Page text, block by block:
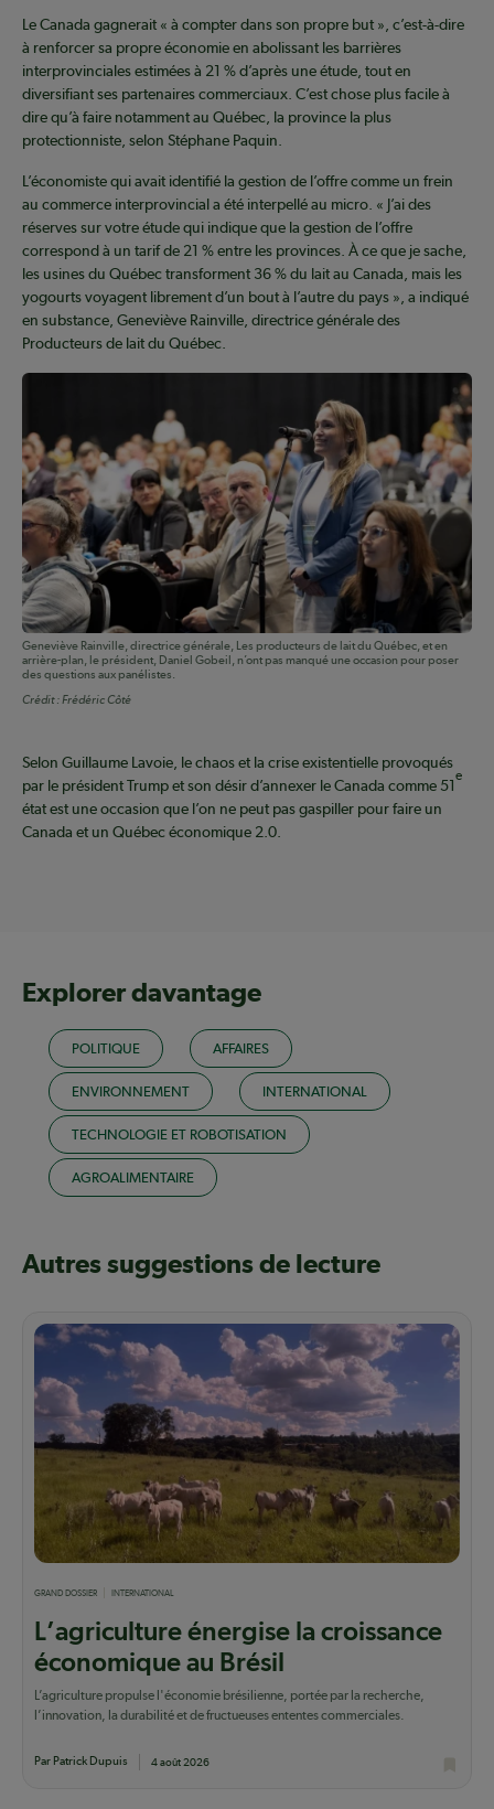
Le Canada gagnerait « à compter dans son propre but », c’est-à-dire
à renforcer sa propre économie en abolissant les barrières
interprovinciales estimées à 21 % d’après une étude, tout en
diversifiant ses partenaires commerciaux. C’est chose plus facile à
dire qu’à faire notamment au Québec, la province la plus
protectionniste, selon Stéphane Paquin.
L’économiste qui avait identifié la gestion de l’offre comme un frein
au commerce interprovincial a été interpellé au micro. « J’ai des
réserves sur votre étude qui indique que la gestion de l’offre
correspond à un tarif de 21 % entre les provinces. À ce que je sache,
les usines du Québec transforment 36 % du lait au Canada, mais les
yogourts voyagent librement d’un bout à l’autre du pays », a indiqué
en substance, Geneviève Rainville, directrice générale des
Producteurs de lait du Québec.
Geneviève Rainville, directrice générale, Les producteurs de lait du Québec, et en
arrière-plan, le président, Daniel Gobeil, n’ont pas manqué une occasion pour poser
des questions aux panélistes.
Crédit : Frédéric Côté
Selon Guillaume Lavoie, le chaos et la crise existentielle provoqués
par le président Trump et son désir d’annexer le Canada comme 51
e
état est une occasion que l’on ne peut pas gaspiller pour faire un
Canada et un Québec économique 2.0.
Explorer davantage
POLITIQUE AFFAIRES
ENVIRONNEMENT INTERNATIONAL
TECHNOLOGIE ET ROBOTISATION
AGROALIMENTAIRE
Autres suggestions de lecture
GRAND DOSSIER INTERNATIONAL
L’agriculture énergise la croissance
économique au Brésil
L’agriculture propulse l'économie brésilienne, portée par la recherche,
l’innovation, la durabilité et de fructueuses ententes commerciales.
Par Patrick Dupuis 4 août 2026